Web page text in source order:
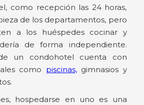
como recepción las 24 horas,
de los departamentos, pero
a los huéspedes cocinar y
de forma independiente.
un condohotel cuenta con
como piscinas,gimnasios y
hospedarse en uno es una